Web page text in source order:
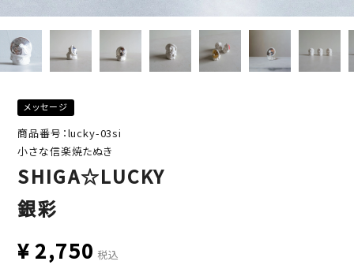
メッセージ
商品番号：lucky-03si
小さな信楽焼たぬき
SHIGA☆LUCKY
銀彩
¥2,750 税込